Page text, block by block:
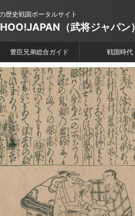
歴史戦国ポータルサイト
（武将ジャパン）
豊臣兄弟総合ガイド 戦国時代